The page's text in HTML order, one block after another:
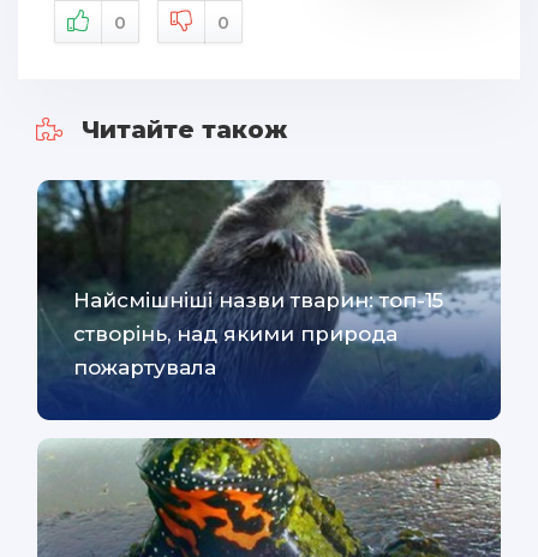
0 0
Читайте також
Найсмішніші назви тварин: топ-15
створінь, над якими природа
пожартувала